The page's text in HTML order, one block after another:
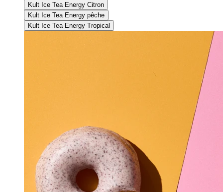
Kult Ice Tea Energy Citron
Kult Ice Tea Energy pêche
Kult Ice Tea Energy Tropical